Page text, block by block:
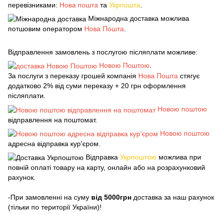
перевізниками: Нова пошта та Укрпошта
Міжнародна доставка можлива
потшовим оператором Нова Пошта
Відправлення замовлень з послугою післяплати можливе:
Новою Поштою
За послуги з переказу грошей компанія Нова Пошта стягує
додатково 2% від суми переказу + 20 грн оформлення
післяплати.
Новою поштою
відправлення на поштомат.
Новою поштою
адресна відправка кур'єром.
Відправка Укрпоштою можлива при
повній оплаті товару на карту, онлайн або на розрахунковий
рахунок.
-При замовленні на суму від 5000грн доставка за наш рахунок
(тільки по території України)!